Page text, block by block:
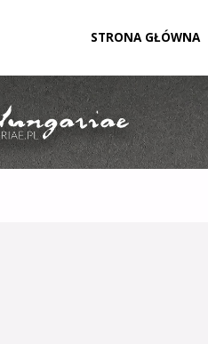
treści
STRONA GŁÓWNA